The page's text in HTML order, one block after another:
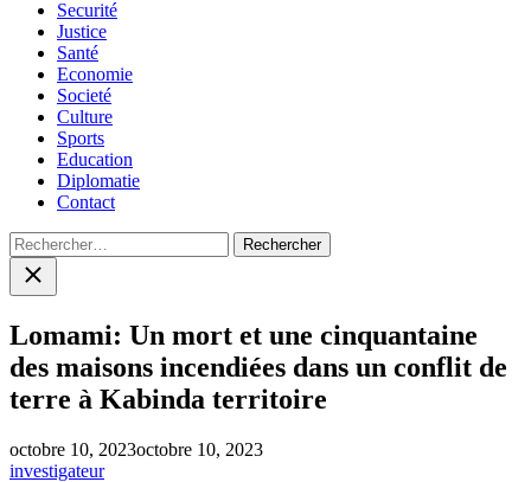
Securité
Justice
Santé
Economie
Societé
Culture
Sports
Education
Diplomatie
Contact
Rechercher :
Close
search
Lomami: Un mort et une cinquantaine
des maisons incendiées dans un conflit de
terre à Kabinda territoire
octobre 10, 2023octobre 10, 2023
investigateur